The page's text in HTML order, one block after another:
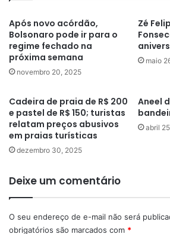
Após novo acórdão,
Bolsonaro pode ir para o
regime fechado na
próxima semana
novembro 20, 2025
Zé
maio
Cadeira de praia de R$ 200
e pastel de R$ 150; turistas
relatam preços abusivos
em praias turísticas
dezembro 30, 2025
Aneel
abril
Deixe um comentário
O seu endereço de e-mail não será
obrigatórios são marcados com *